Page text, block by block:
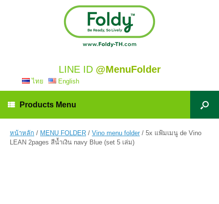
LINE ID @MenuFolder
ไทย English
Products Menu
หน้าหลัก / MENU FOLDER / Vino menu folder / 5x แฟ้มเมนู de Vino
LEAN 2pages สีน้ำเงิน navy Blue (set 5 เล่ม)